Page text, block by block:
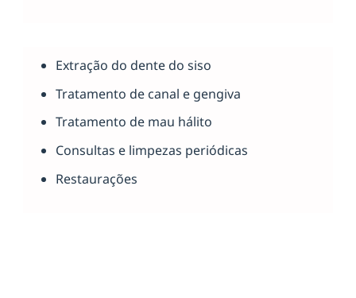
Extração do dente do siso
Tratamento de canal e gengiva
Tratamento de mau hálito
Consultas e limpezas periódicas
Restaurações